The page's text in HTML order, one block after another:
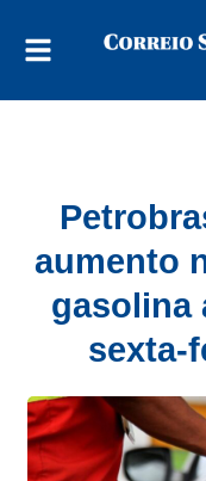
aumento
gasolina
sexta-